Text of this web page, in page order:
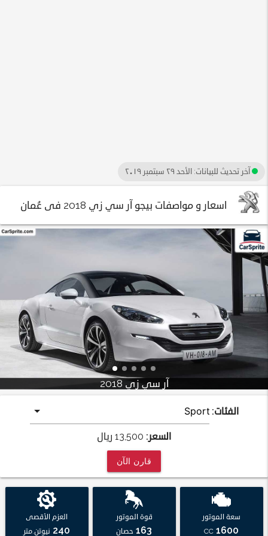
آخر تحديث للبيانات: الأحد ٢٩ سبتمبر ٢٠١٩
اسعار و مواصفات بيجو آر سي زي 2018 فى عُمان
آر سي زي 2018
الفئات:
السعر: 13,500 ريال
قارن الآن
سعة الموتور
1600
CC
قوة الموتور
163 حصان
العزم الأقصى
240 نيوتن.متر